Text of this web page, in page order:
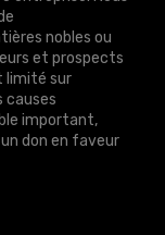
nobles ou
et prospects
limité sur
causes
important,
don en faveur